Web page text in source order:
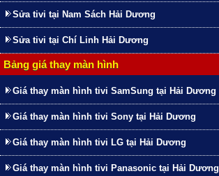
Sửa tivi tại Nam Sách Hải Dương
Sửa tivi tại Chí Linh Hải Dương
Bảng giá thay màn hình
Giá thay màn hình tivi SamSung tại Hải Dương
Giá thay màn hình tivi Sony tại Hải Dương
Giá thay màn hình tivi LG tại Hải Dương
Giá thay màn hình tivi Panasonic tại Hải Dương